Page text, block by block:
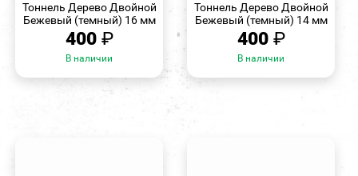
Тоннель Дерево Двойной
Бежевый (темный) 16 мм
400 ₽
В наличии
Тоннель Дерево Двойной
Бежевый (темный) 14 мм
400 ₽
В наличии